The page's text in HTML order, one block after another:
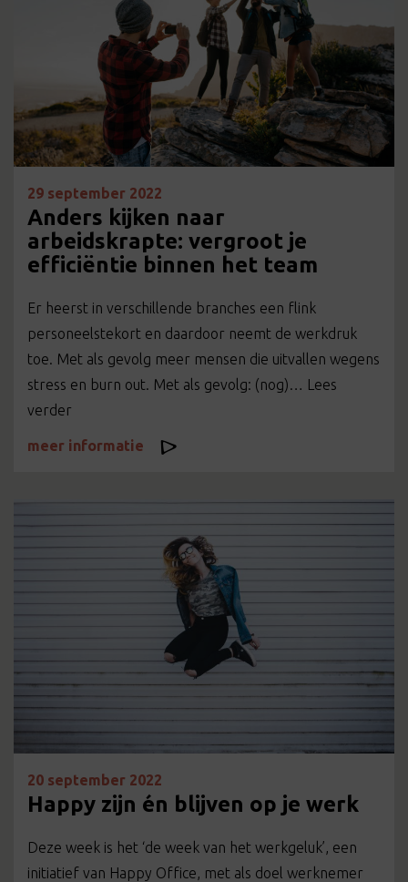
29 september 2022
Anders kijken naar
arbeidskrapte: vergroot je
efficiëntie binnen het team
Er heerst in verschillende branches een flink
personeelstekort en daardoor neemt de werkdruk
toe. Met als gevolg meer mensen die uitvallen wegens
stress en burn out. Met als gevolg: (nog)… Lees
verder
meer informatie
20 september 2022
Happy zijn én blijven op je werk
Deze week is het ‘de week van het werkgeluk’, een
initiatief van Happy Office, met als doel werknemer